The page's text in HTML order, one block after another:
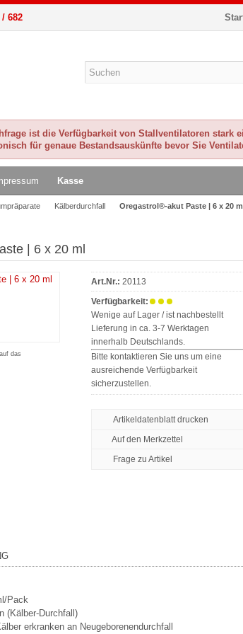
682
ist die Verfügbarkeit von Stallventilatoren stark
für genaue Bestandsauskünfte bevor Sie
Kasse
Kälberdurchfall Oregastrol®-akut Paste | 6 x 20
| 6 x 20 ml
das
Art.Nr.: 20113
Verfügbarkeit:
Wenige auf Lager / ist nachbestellt
Lieferung in ca. 3-7 Werktagen
innerhalb Deutschlands.
Bitte kontaktieren Sie uns um eine
ausreichende Verfügbarkeit
sicherzustellen.
Artikeldatenblatt drucken
Frage zu Artikel
Pack
(Kälber-Durchfall)
erkranken an Neugeborenendurchfall